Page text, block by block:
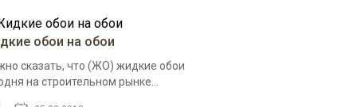
обои на обои
сказать, что (ЖО) жидкие обои
на строительном рынке...